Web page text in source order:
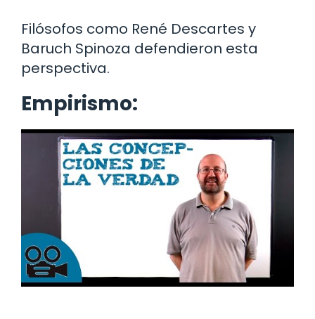
Filósofos como René Descartes y
Baruch Spinoza defendieron esta
perspectiva.
Empirismo: